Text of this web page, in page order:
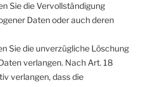
Sie die Vervollständigung
Daten oder auch deren
Sie die unverzügliche Löschung
verlangen. Nach Art. 18
verlangen, dass die